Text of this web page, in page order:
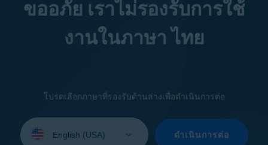
ขออภัย เราไม่รองรับการใช้
งานในภาษา ไทย
โปรดเลือกภาษาที่รองรับด้านล่างเพื่อดำเนินการต่อ
your
ดำเนินการต่อ